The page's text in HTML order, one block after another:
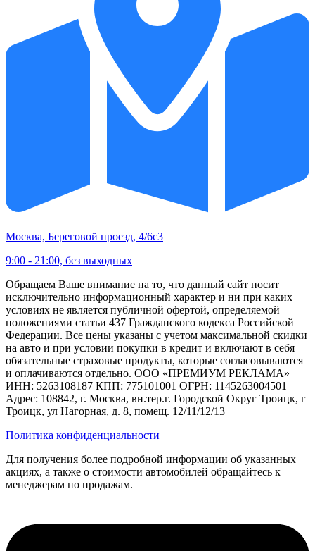
Москва, Береговой проезд, 4/6с3
9:00 - 21:00, без выходных
Обращаем Ваше внимание на то, что данный сайт носит
исключительно информационный характер и ни при каких
условиях не является публичной офертой, определяемой
положениями статьи 437 Гражданского кодекса Российской
Федерации. Все цены указаны с учетом максимальной скидки
на авто и при условии покупки в кредит и включают в себя
обязательные страховые продукты, которые согласовываются
и оплачиваются отдельно. ООО «ПРЕМИУМ РЕКЛАМА»
ИНН: 5263108187 КПП: 775101001 ОГРН: 1145263004501
Адрес: 108842, г. Москва, вн.тер.г. Городской Округ Троицк, г
Троицк, ул Нагорная, д. 8, помещ. 12/11/12/13
Политика конфиденциальности
Для получения более подробной информации об указанных
акциях, а также о стоимости автомобилей обращайтесь к
менеджерам по продажам.